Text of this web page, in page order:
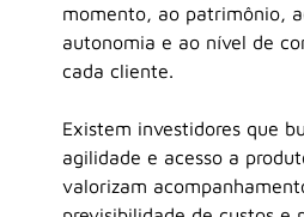
momento, ao patrimônio,
autonomia e ao nível de
cada cliente.
Existem investidores que
agilidade e acesso a
valorizam